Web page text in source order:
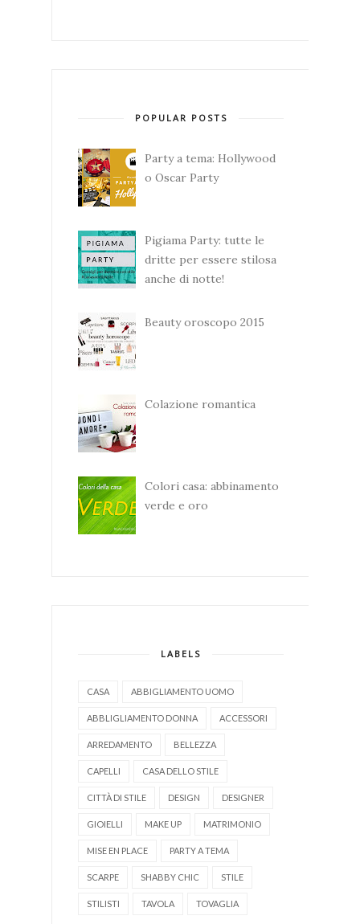
POPULAR POSTS
Party a tema: Hollywood
o Oscar Party
Pigiama Party: tutte le
dritte per essere stilosa
anche di notte!
Beauty oroscopo 2015
Colazione romantica
Colori casa: abbinamento
verde e oro
LABELS
CASA ABBIGLIAMENTO UOMO
ABBLIGLIAMENTO DONNA ACCESSORI
ARREDAMENTO BELLEZZA
CAPELLI CASA DELLO STILE
CITTÀ DI STILE DESIGN DESIGNER
GIOIELLI MAKE UP MATRIMONIO
MISE EN PLACE PARTY A TEMA
SCARPE SHABBY CHIC STILE
STILISTI TAVOLA TOVAGLIA